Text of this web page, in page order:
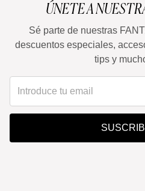
ÚNETE A
Sé parte de nuestras
descuentos especiales,
tips y